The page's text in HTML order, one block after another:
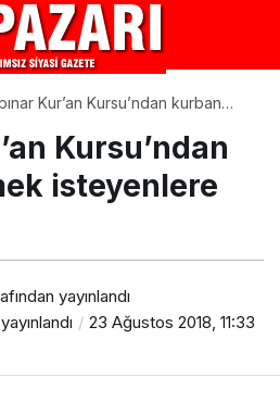
Kur’an Kursu’ndan kurban
Kursu’ndan
isteyenlere
yayınlandı
yayınlandı
23 Ağustos 2018, 11:33